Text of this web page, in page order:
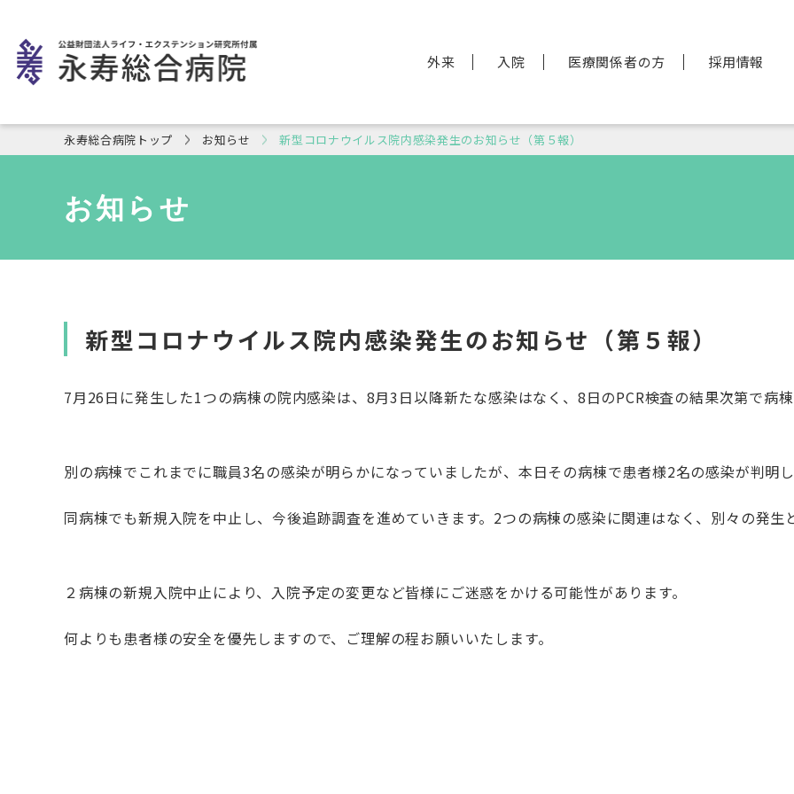
外来 入院 医療関係者の方 採用情報
永寿総合病院トップ お知らせ 新型コロナウイルス院内感染発生のお知らせ（第５報）
お知らせ
新型コロナウイルス院内感染発生のお知らせ（第５報）
7月26日に発生した1つの病棟の院内感染は、 8月3日以降新たな感染はなく、 8日のPCR検査の結果次第で病
別の病棟でこれまでに職員3名の感染が明らかになっていましたが、本日その病棟で患者様2名の感染が判明
同病棟でも新規入院を中止し、今後追跡調査を進めていきます。 2つの病棟の感染に関連はなく、別々の発生
２病棟の新規入院中止により、入院予定の変更など皆様にご迷惑をかける可能性があります。
何よりも患者様の安全を優先しますので、ご理解の程お願いいたします。